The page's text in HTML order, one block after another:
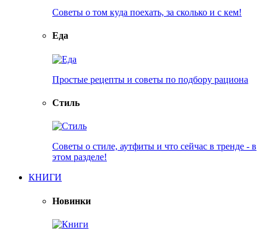
Советы о том куда поехать, за сколько и с кем!
Еда
Простые рецепты и советы по подбору рациона
Стиль
Советы о стиле, аутфиты и что сейчас в тренде - в
этом разделе!
КНИГИ
Новинки